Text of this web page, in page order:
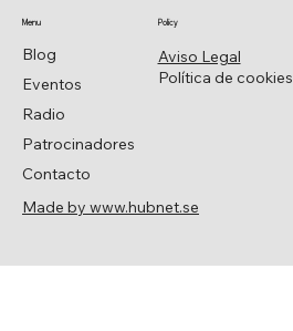
Aviso Legal
Política de cookies
Policy
Blog
Eventos
Radio
Patrocinadores
Contacto
Menu
Made by www.hubnet.se